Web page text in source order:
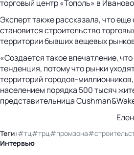
торговый центр «Тополь» в
Эксперт также рассказала, что
становится строительство
территории бывших вещевых
«Создается такое впечатление,
тенденция, потому что рынки
территорий городов-
населением порядка 500 тысяч
представительница
Теги:#тц#трц#промзона
Интервью